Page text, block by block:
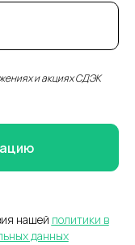
и акциях СДЭК
нашей политики в
данных